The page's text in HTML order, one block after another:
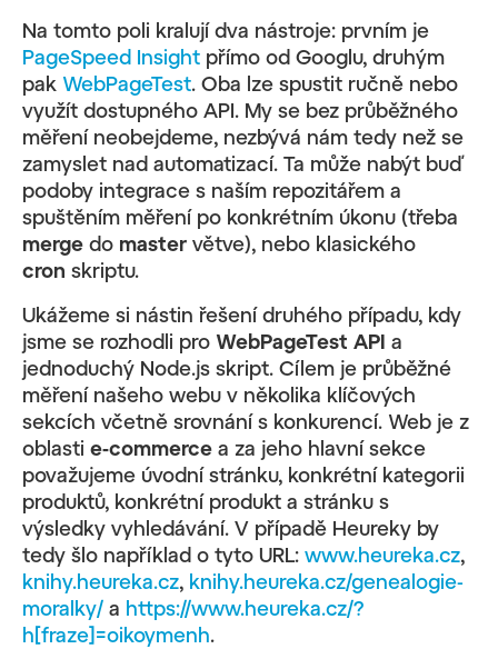
Na tomto poli kralují dva nástroje: prvním je
PageSpeed Insight přímo od Googlu, druhým
pak WebPageTest. Oba lze spustit ručně nebo
využít dostupného API. My se bez průběžného
měření neobejdeme, nezbývá nám tedy než se
zamyslet nad automatizací. Ta může nabýt buď
podoby integrace s naším repozitářem a
spuštěním měření po konkrétním úkonu (třeba
merge do master větve), nebo klasického
cron skriptu.
Ukážeme si nástin řešení druhého případu, kdy
jsme se rozhodli pro WebPageTest API a
jednoduchý Node.js skript. Cílem je průběžné
měření našeho webu v několika klíčových
sekcích včetně srovnání s konkurencí. Web je z
oblasti e-commerce a za jeho hlavní sekce
považujeme úvodní stránku, konkrétní kategorii
produktů, konkrétní produkt a stránku s
výsledky vyhledávání. V případě Heureky by
tedy šlo například o tyto URL: www.heureka.cz,
knihy.heureka.cz, knihy.heureka.cz/genealogie-
moralky/ a https://www.heureka.cz/?
h[fraze]=oikoymenh.